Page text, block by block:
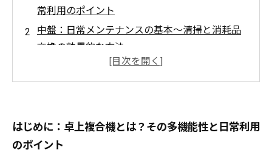
常利用のポイント
中盤：日常メンテナンスの基本～清掃と消耗品
交換の効果的な方法
中盤：トラブルを未然に防ぐ！セルフメンテナ
ンスで押さえるべき注意点
合機の寿命を伸ばす
まとめ：適切なメンテナンスで業務効率アッ
はじめに：卓上複合機とは？その多機能性と日常利用
のポイント